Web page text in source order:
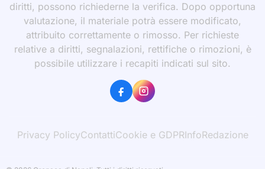
diritti, possono richiederne la verifica. Dopo opportuna
valutazione, il materiale potrà essere modificato,
attribuito correttamente o rimosso. Per richieste
relative a diritti, segnalazioni, rettifiche o rimozioni, è
possibile utilizzare i recapiti indicati sul sito.
Privacy PolicyContattiCookie e GDPRInfoRedazione